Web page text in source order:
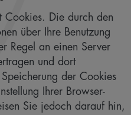
Cookies. Die durch den
über Ihre Benutzung
Regel an einen Server
und dort
der Cookies
Ihrer Browser-
Sie jedoch darauf hin,